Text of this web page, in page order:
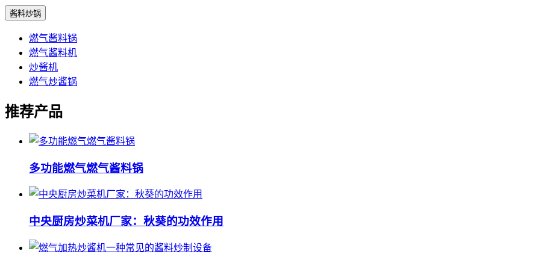
酱料炒锅
燃气酱料锅
燃气酱料机
炒酱机
燃气炒酱锅
推荐产品
多功能燃气燃气酱料锅
中央厨房炒菜机厂家：秋葵的功效作用